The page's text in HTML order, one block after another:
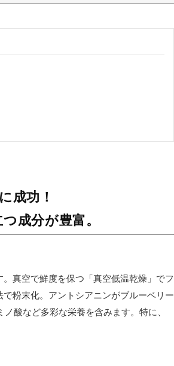
成功！
成分が豊富。
真空で鮮度を保つ「真空低温乾燥」でフ
粉末化。アントシアニンがブルーベリー
酸など多彩な栄養を含みます。特に、